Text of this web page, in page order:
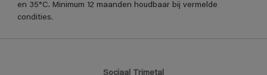
en 35°C. Minimum 12 maanden houdbaar bij vermelde
condities.
Sociaal Trimetal